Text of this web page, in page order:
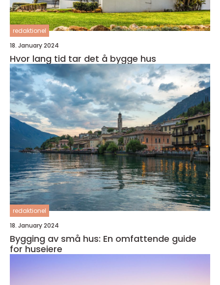
redaktionel
18. January 2024
Hvor lang tid tar det å bygge hus
redaktionel
18. January 2024
Bygging av små hus: En omfattende guide
for huseiere